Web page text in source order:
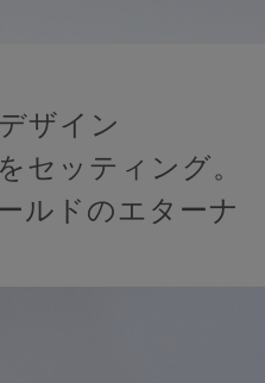
ザイン
セッティング。
ルドのエターナ